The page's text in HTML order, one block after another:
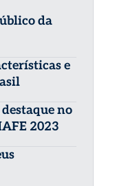
da
e
no
2023